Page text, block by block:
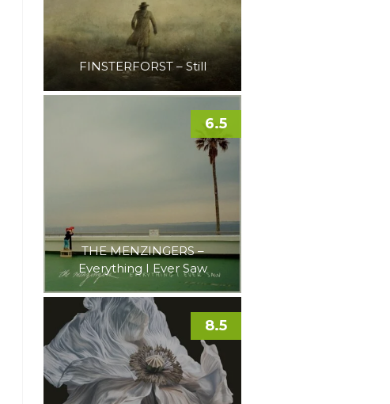
FINSTERFORST – Still
THE MENZINGERS –
Everything I Ever Saw
6.5
8.5